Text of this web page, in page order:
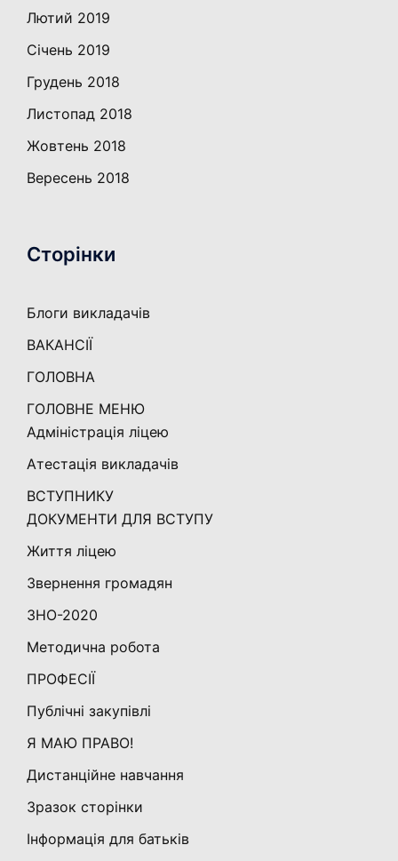
Лютий 2019
Січень 2019
Грудень 2018
Листопад 2018
Жовтень 2018
Вересень 2018
Сторінки
Блоги викладачів
ВАКАНСІЇ
ГОЛОВНА
ГОЛОВНЕ МЕНЮ
Адміністрація ліцею
Атестація викладачів
ВСТУПНИКУ
ДОКУМЕНТИ ДЛЯ ВСТУПУ
Життя ліцею
Звернення громадян
ЗНО-2020
Методична робота
ПРОФЕСІЇ
Публічні закупівлі
Я МАЮ ПРАВО!
Дистанційне навчання
Зразок сторінки
Інформація для батьків